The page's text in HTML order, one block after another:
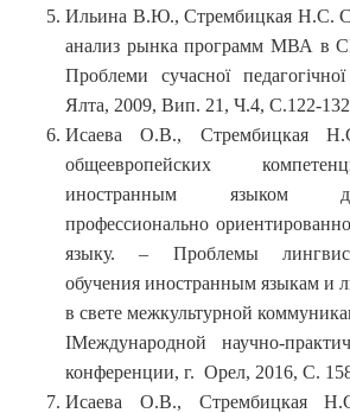
Ильина В.Ю., Стрембицкая Н.С.
анализ рынка программ МВА в
Проблеми сучасної
Ялта, 2009, Вип. 21, Ч.4, С.122-
Исаева О.В., Стрембицкая
общеевропейских
иностранным языком
профессионально
языку. – Проблемы
обучения иностранным языкам и
в свете межкультурной
IМеждународной научно-
конференции, г. Орел, 2016, С.
Исаева О.В., Стрембицкая